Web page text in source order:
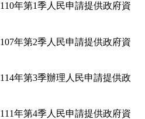
110年第1季人民申請提供政府資
107年第2季人民申請提供政府資
114年第3季辦理人民申請提供政
111年第4季人民申請提供政府資